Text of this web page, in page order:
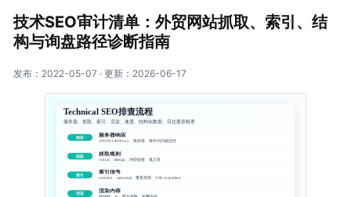
技术SEO审计清单：外贸网站抓取、索引、结
构与询盘路径诊断指南
发布：2022-05-07 · 更新：2026-06-17